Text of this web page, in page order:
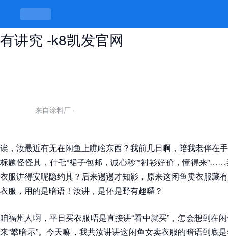
闲鱼女卖衣服暗语是什么，衣服底细
有讲究 -k8凯发官网
来自涂料厂 ·
诶，汝最近有无在闲鱼上瞧啥东西？我前几日啊，陪我老伴在
标题怪怪其，什乇“裙子包邮，诚心秒”“衬衫好价，懂得来
衣服讲得安呢隐约其？后来逿逿才知影，原来这闲鱼卖衣服藏
衣服，用的是暗语！汝讲，是伓是野有趣囉？
咱福州人啊，平日买衣服唔是直接讲“看中就买”，怎会想到在
来“攀暗示”。今天嘛，我共汝讲讲这闲鱼女卖衣服的暗语到底